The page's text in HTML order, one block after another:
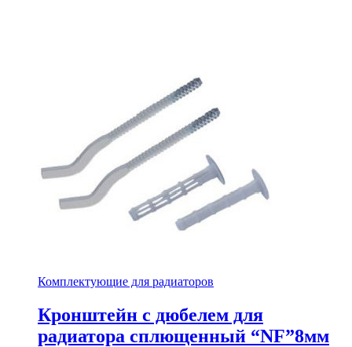
Комплектующие для радиаторов
Кронштейн с дюбелем для
радиатора сплющенный “NF”8мм